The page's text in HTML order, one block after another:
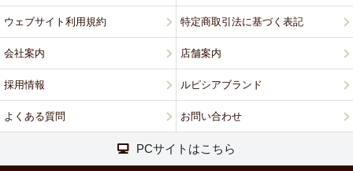
ウェブサイト利用規約 特定商取引法に基づく表記
会社案内 店舗案内
採用情報 ルピシアブランド
よくある質問 お問い合わせ
PCサイトはこちら